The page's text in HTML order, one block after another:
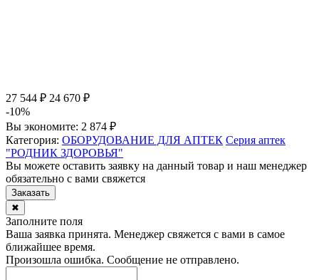
27 544 ₽ 24 670 ₽
-10%
Вы экономите: 2 874 ₽
Категория: ОБОРУДОВАНИЕ ДЛЯ АПТЕК Серия аптек
"РОДНИК ЗДОРОВЬЯ"
Вы можете оставить заявку на данный товар и наш менеджер
обязательно с вами свяжется
Заказать
✖
Заполните поля
Ваша заявка принята. Менеджер свяжется с вами в самое
ближайшее время.
Произошла ошибка. Сообщение не отправлено.